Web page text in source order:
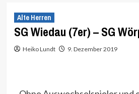
Alte Herren
SG Wiedau (7er) – SG
Heiko Lundt 9. Dezember 2019